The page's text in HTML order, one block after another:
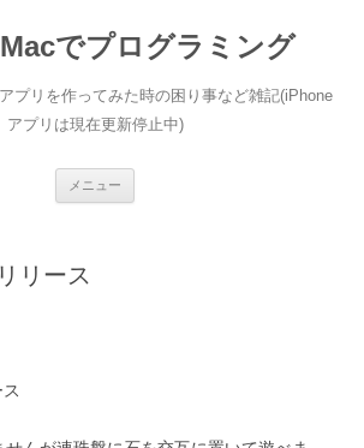
でプログラミング
プリを作ってみた時の困り事など雑記(iPhone
アプリは現在更新停止中)
メニュー
リース